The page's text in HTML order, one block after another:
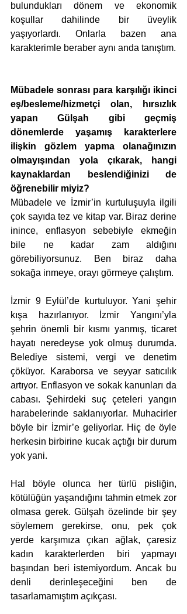
bulundukları dönem ve ekonomik
koşullar dahilinde bir üveylik
yaşıyorlardı. Onlarla bazen ana
karakterimle beraber aynı anda tanıştım.
Mübadele sonrası para karşılığı ikinci
eş/besleme/hizmetçi olan, hırsızlık
yapan Gülşah gibi geçmiş
dönemlerde yaşamış karakterlere
ilişkin gözlem yapma olanağınızın
olmayışından yola çıkarak, hangi
kaynaklardan beslendiğinizi de
öğrenebilir miyiz?
Mübadele ve İzmir’in kurtuluşuyla ilgili
çok sayıda tez ve kitap var. Biraz derine
inince, enflasyon sebebiyle ekmeğin
bile ne kadar zam aldığını
görebiliyorsunuz. Ben biraz daha
sokağa inmeye, orayı görmeye çalıştım.
İzmir 9 Eylül’de kurtuluyor. Yani şehir
kışa hazırlanıyor. İzmir Yangını’yla
şehrin önemli bir kısmı yanmış, ticaret
hayatı neredeyse yok olmuş durumda.
Belediye sistemi, vergi ve denetim
çöküyor. Karaborsa ve seyyar satıcılık
artıyor. Enflasyon ve sokak kanunları da
cabası. Şehirdeki suç çeteleri yangın
harabelerinde saklanıyorlar. Muhacirler
böyle bir İzmir’e geliyorlar. Hiç de öyle
herkesin birbirine kucak açtığı bir durum
yok yani.
Hal böyle olunca her türlü pisliğin,
kötülüğün yaşandığını tahmin etmek zor
olmasa gerek. Gülşah özelinde bir şey
söylemem gerekirse, onu, pek çok
yerde karşımıza çıkan ağlak, çaresiz
kadın karakterlerden biri yapmayı
başından beri istemiyordum. Ancak bu
denli derinleşeceğini ben de
tasarlamamıştım açıkçası.